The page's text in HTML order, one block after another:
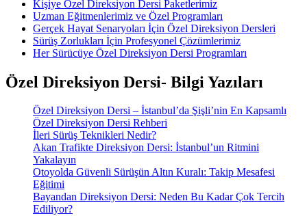
Kişiye Özel Direksiyon Dersi Paketlerimiz
Uzman Eğitmenlerimiz ve Özel Programları
Gerçek Hayat Senaryoları İçin Özel Direksiyon Dersleri
Sürüş Zorlukları İçin Profesyonel Çözümlerimiz
Her Sürücüye Özel Direksiyon Dersi Programları
Özel Direksiyon Dersi- Bilgi Yazıları
Özel Direksiyon Dersi – İstanbul’da Şişli’nin En Kapsamlı
Özel Direksiyon Dersi Rehberi
İleri Sürüş Teknikleri Nedir?
Akan Trafikte Direksiyon Dersi: İstanbul’un Ritmini
Yakalayın
Otoyolda Güvenli Sürüşün Altın Kuralı: Takip Mesafesi
Eğitimi
Bayandan Direksiyon Dersi: Neden Bu Kadar Çok Tercih
Ediliyor?